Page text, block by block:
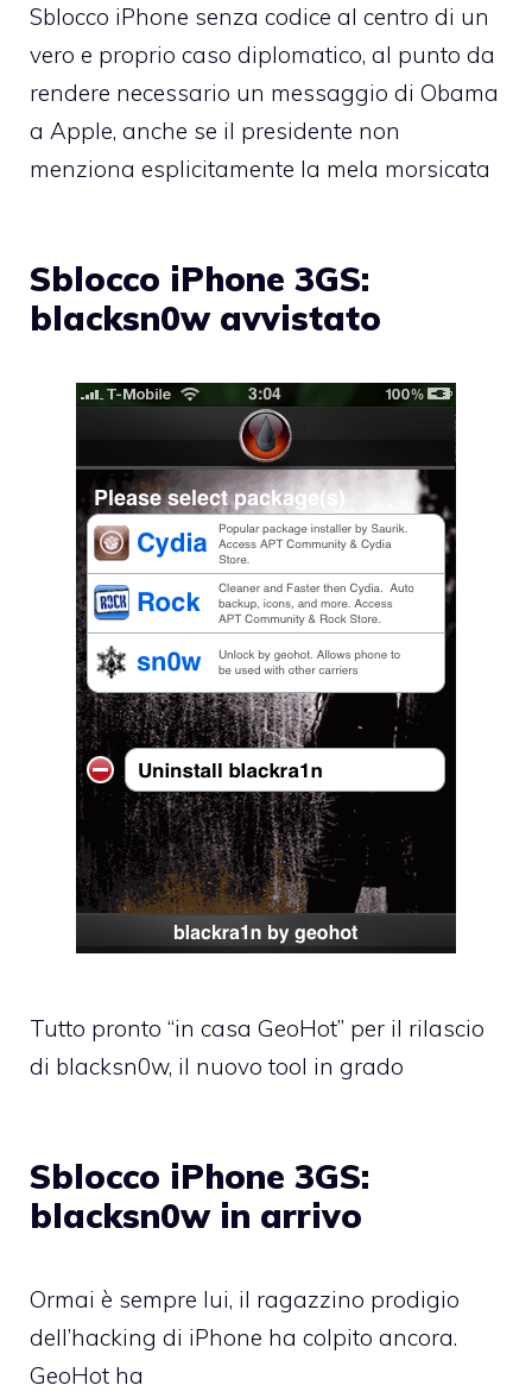
Sblocco iPhone senza codice al centro di un
vero e proprio caso diplomatico, al punto da
rendere necessario un messaggio di Obama
a Apple, anche se il presidente non
menziona esplicitamente la mela morsicata
Sblocco iPhone 3GS:
blacksn0w avvistato
Tutto pronto “in casa GeoHot” per il rilascio
di blacksn0w, il nuovo tool in grado
Sblocco iPhone 3GS:
blacksn0w in arrivo
Ormai è sempre lui, il ragazzino prodigio
dell’hacking di iPhone ha colpito ancora.
GeoHot ha